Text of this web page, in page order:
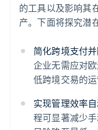
的工具以及影响其
产。下面将探究潜
简化跨境支付并
企业无需应对
低跨境交易的运
实现管理效率
程可显著减少